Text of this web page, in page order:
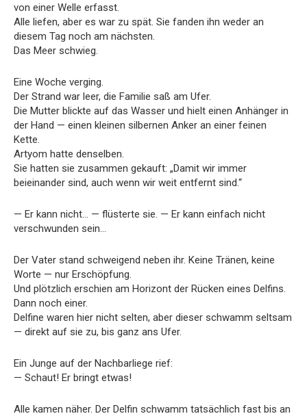
von einer Welle erfasst.
Alle liefen, aber es war zu spät. Sie fanden ihn weder an
diesem Tag noch am nächsten.
Das Meer schwieg.
Eine Woche verging.
Der Strand war leer, die Familie saß am Ufer.
Die Mutter blickte auf das Wasser und hielt einen Anhänger in
der Hand — einen kleinen silbernen Anker an einer feinen
Kette.
Artyom hatte denselben.
Sie hatten sie zusammen gekauft: „Damit wir immer
beieinander sind, auch wenn wir weit entfernt sind.“
— Er kann nicht… — flüsterte sie. — Er kann einfach nicht
verschwunden sein…
Der Vater stand schweigend neben ihr. Keine Tränen, keine
Worte — nur Erschöpfung.
Und plötzlich erschien am Horizont der Rücken eines Delfins.
Dann noch einer.
Delfine waren hier nicht selten, aber dieser schwamm seltsam
— direkt auf sie zu, bis ganz ans Ufer.
Ein Junge auf der Nachbarliege rief:
— Schaut! Er bringt etwas!
Alle kamen näher. Der Delfin schwamm tatsächlich fast bis an